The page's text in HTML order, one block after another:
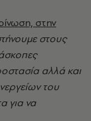
στην
στους
αλλά και
του
για να